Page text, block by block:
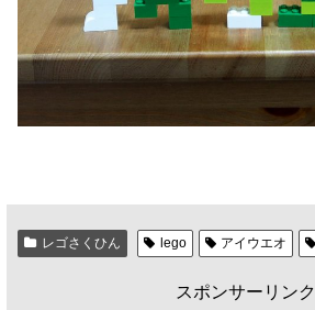
レゴさくひん lego アイウエオ
スポンサーリンク